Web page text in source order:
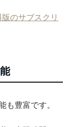
のサブスクリ
も豊富です。